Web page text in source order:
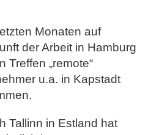
Monaten auf
der Arbeit in Hamburg
Treffen „remote“
u.a. in Kapstadt
Tallinn in Estland hat